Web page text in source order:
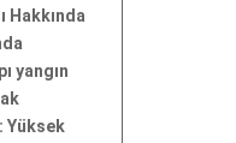
Hakkında
yangın
Yüksek